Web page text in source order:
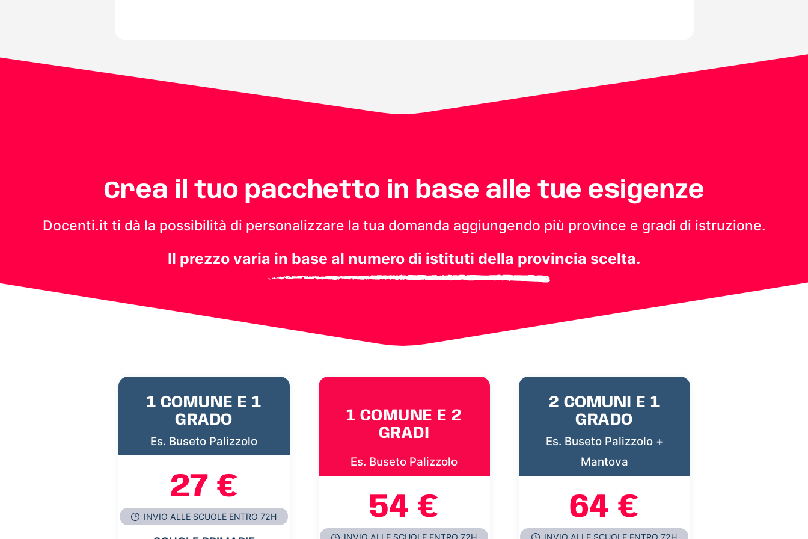
Crea il tuo pacchetto in base alle tue esigenze
Docenti.it ti dà la possibilità di personalizzare la tua domanda aggiungendo più province e gradi di istruzione.
Il prezzo varia in base al numero di istituti della provincia scelta.
1 COMUNE E 1
GRADO
Es. Buseto Palizzolo
27 €
INVIO ALLE SCUOLE ENTRO 72H
1 COMUNE E 2
GRADI
Es. Buseto Palizzolo
54 €
2 COMUNI E 1
GRADO
Es. Buseto Palizzolo +
Mantova
64 €
INVIO ALLE SCUOLE ENTRO 72H